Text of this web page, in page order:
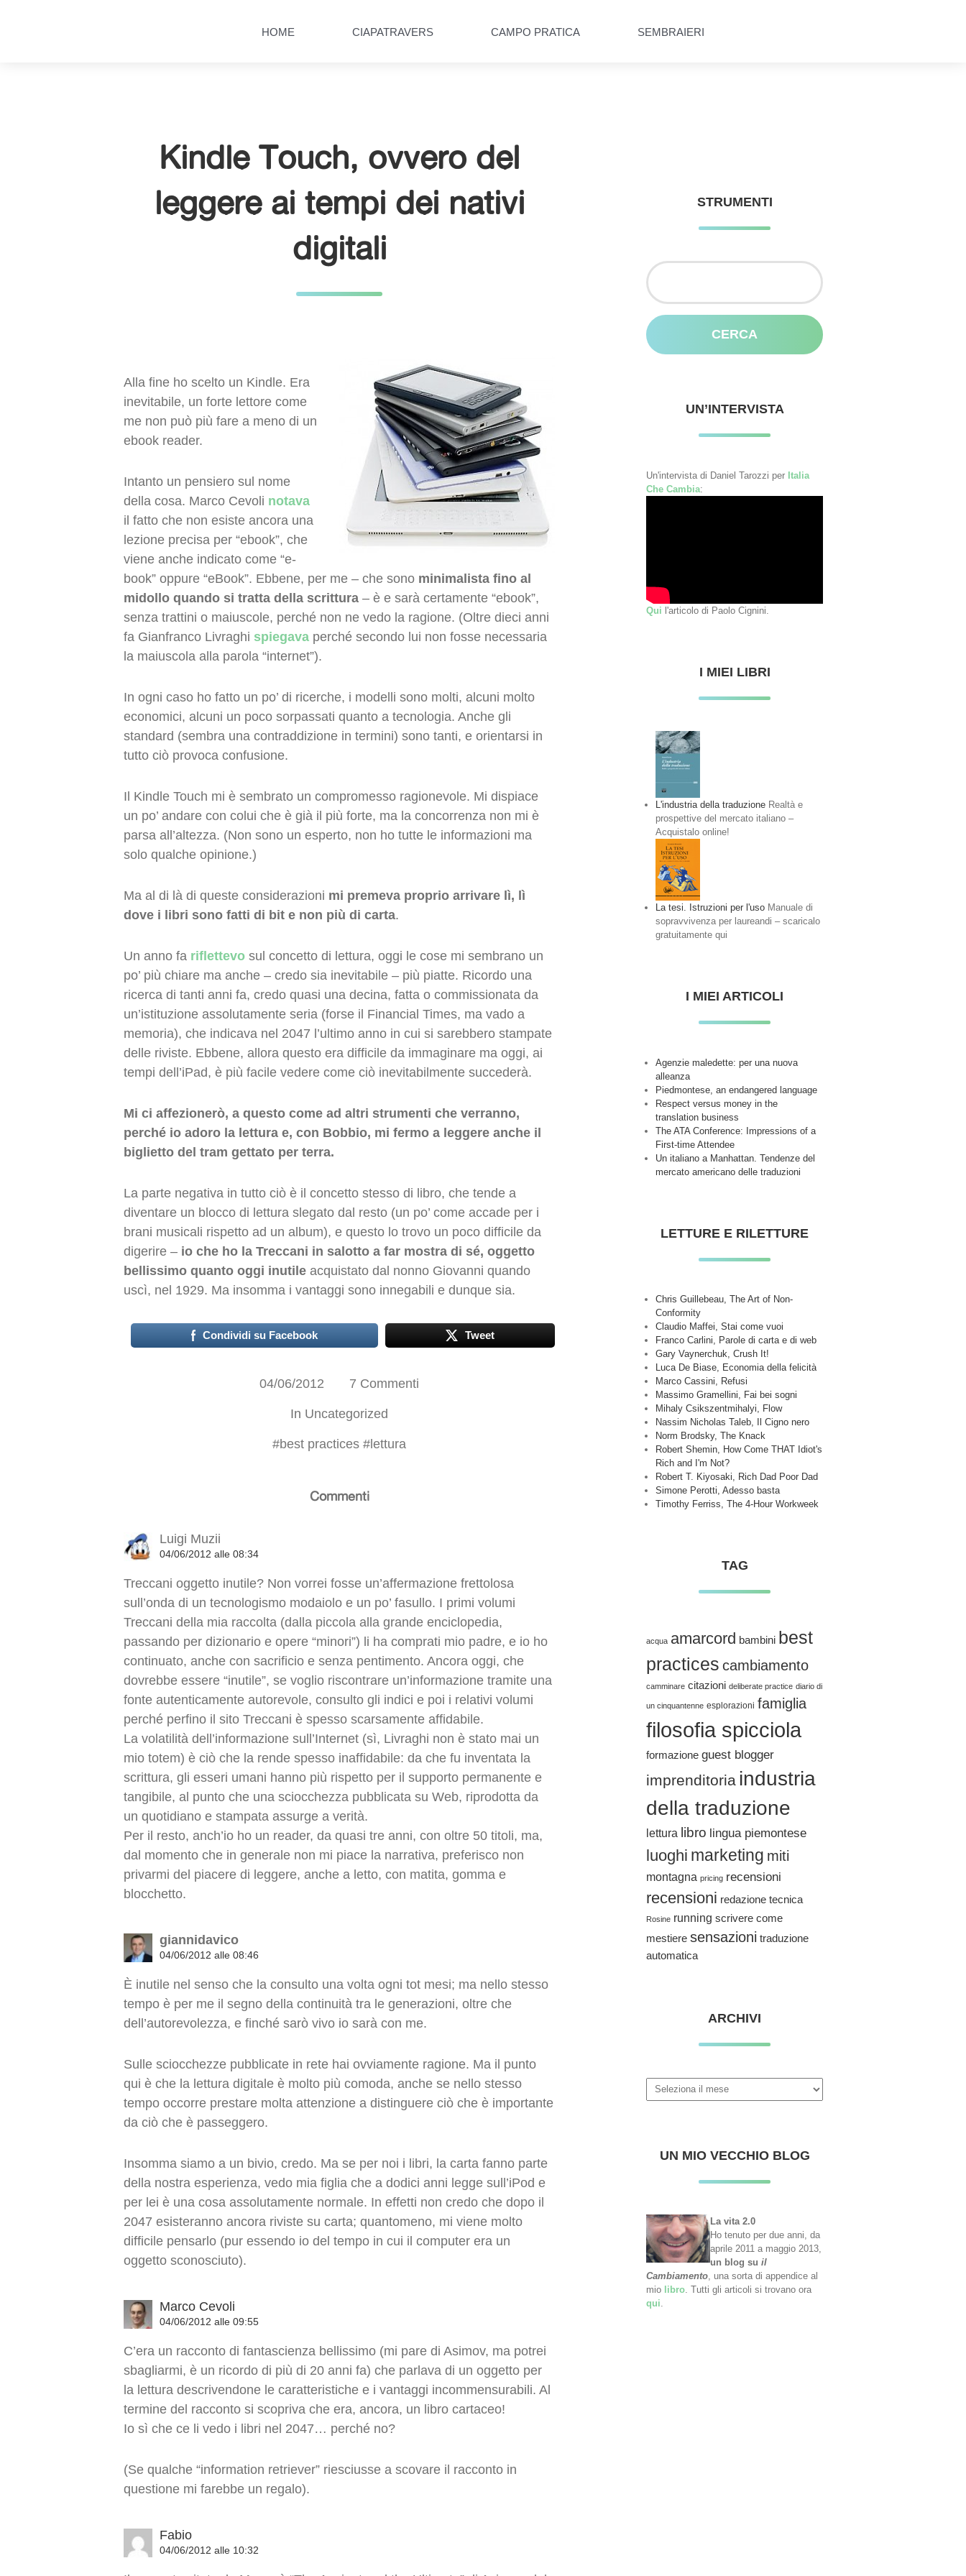
HOME CIAPATRAVERS CAMPO PRATICA SEMBRAIERI
Kindle Touch, ovvero del
leggere ai tempi dei nativi
digitali
Alla fine ho scelto un Kindle. Era
inevitabile, un forte lettore come
me non può più fare a meno di un
ebook reader.
Intanto un pensiero sul nome
della cosa. Marco Cevoli notava
il fatto che non esiste ancora una
lezione precisa per “ebook”, che
viene anche indicato come “e-
book” oppure “eBook”. Ebbene, per me – che sono minimalista fino al
midollo quando si tratta della scrittura – è e sarà certamente “ebook”,
senza trattini o maiuscole, perché non ne vedo la ragione. (Oltre dieci anni
fa Gianfranco Livraghi spiegava perché secondo lui non fosse necessaria
la maiuscola alla parola “internet”).
In ogni caso ho fatto un po’ di ricerche, i modelli sono molti, alcuni molto
economici, alcuni un poco sorpassati quanto a tecnologia. Anche gli
standard (sembra una contraddizione in termini) sono tanti, e orientarsi in
tutto ciò provoca confusione.
Il Kindle Touch mi è sembrato un compromesso ragionevole. Mi dispiace
un po’ andare con colui che è già il più forte, ma la concorrenza non mi è
parsa all’altezza. (Non sono un esperto, non ho tutte le informazioni ma
solo qualche opinione.)
Ma al di là di queste considerazioni mi premeva proprio arrivare lì, lì
dove i libri sono fatti di bit e non più di carta.
Un anno fa riflettevo sul concetto di lettura, oggi le cose mi sembrano un
po’ più chiare ma anche – credo sia inevitabile – più piatte. Ricordo una
ricerca di tanti anni fa, credo quasi una decina, fatta o commissionata da
un’istituzione assolutamente seria (forse il Financial Times, ma vado a
memoria), che indicava nel 2047 l’ultimo anno in cui si sarebbero stampate
delle riviste. Ebbene, allora questo era difficile da immaginare ma oggi, ai
tempi dell’iPad, è più facile vedere come ciò inevitabilmente succederà.
Mi ci affezionerò, a questo come ad altri strumenti che verranno,
perché io adoro la lettura e, con Bobbio, mi fermo a leggere anche il
biglietto del tram gettato per terra.
La parte negativa in tutto ciò è il concetto stesso di libro, che tende a
diventare un blocco di lettura slegato dal resto (un po’ come accade per i
brani musicali rispetto ad un album), e questo lo trovo un poco difficile da
digerire – io che ho la Treccani in salotto a far mostra di sé, oggetto
bellissimo quanto oggi inutile acquistato dal nonno Giovanni quando
uscì, nel 1929. Ma insomma i vantaggi sono innegabili e dunque sia.
Condividi su Facebook Tweet
04/06/2012 7 Commenti
In Uncategorized
#best practices # lettura
Commenti
Luigi Muzii
04/06/2012 alle 08:34
Treccani oggetto inutile? Non vorrei fosse un’affermazione frettolosa
sull’onda di un tecnologismo modaiolo e un po’ fasullo. I primi volumi
Treccani della mia raccolta (dalla piccola alla grande enciclopedia,
passando per dizionario e opere “minori”) li ha comprati mio padre, e io ho
continuato, anche con sacrificio e senza pentimento. Ancora oggi, che
dovrebbe essere “inutile”, se voglio riscontrare un’informazione tramite una
fonte autenticamente autorevole, consulto gli indici e poi i relativi volumi
perché perfino il sito Treccani è spesso scarsamente affidabile.
La volatilità dell’informazione sull’Internet (sì, Livraghi non è stato mai un
mio totem) è ciò che la rende spesso inaffidabile: da che fu inventata la
scrittura, gli esseri umani hanno più rispetto per il supporto permanente e
tangibile, al punto che una sciocchezza pubblicata su Web, riprodotta da
un quotidiano e stampata assurge a verità.
Per il resto, anch’io ho un reader, da quasi tre anni, con oltre 50 titoli, ma,
dal momento che in generale non mi piace la narrativa, preferisco non
privarmi del piacere di leggere, anche a letto, con matita, gomma e
blocchetto.
giannidavico
04/06/2012 alle 08:46
È inutile nel senso che la consulto una volta ogni tot mesi; ma nello stesso
tempo è per me il segno della continuità tra le generazioni, oltre che
dell’autorevolezza, e finché sarò vivo io sarà con me.
Sulle sciocchezze pubblicate in rete hai ovviamente ragione. Ma il punto
qui è che la lettura digitale è molto più comoda, anche se nello stesso
tempo occorre prestare molta attenzione a distinguere ciò che è importante
da ciò che è passeggero.
Insomma siamo a un bivio, credo. Ma se per noi i libri, la carta fanno parte
della nostra esperienza, vedo mia figlia che a dodici anni legge sull’iPod e
per lei è una cosa assolutamente normale. In effetti non credo che dopo il
2047 esisteranno ancora riviste su carta; quantomeno, mi viene molto
difficile pensarlo (pur essendo io del tempo in cui il computer era un
oggetto sconosciuto).
Marco Cevoli
04/06/2012 alle 09:55
C’era un racconto di fantascienza bellissimo (mi pare di Asimov, ma potrei
sbagliarmi, è un ricordo di più di 20 anni fa) che parlava di un oggetto per
la lettura descrivendone le caratteristiche e i vantaggi incommensurabili. Al
termine del racconto si scopriva che era, ancora, un libro cartaceo!
Io sì che ce li vedo i libri nel 2047… perché no?
(Se qualche “information retriever” riesciusse a scovare il racconto in
questione mi farebbe un regalo).
Fabio
04/06/2012 alle 10:32
STRUMENTI
Ricerca
per:
UN’INTERVISTA
Un'intervista di Daniel Tarozzi per Italia
Che Cambia:
Qui l'articolo di Paolo Cignini.
I MIEI LIBRI
L'industria della traduzioneRealtà e
prospettive del mercato italiano –
Acquistalo online!
La tesi. Istruzioni per l'usoManuale di
sopravvivenza per laureandi – scaricalo
gratuitamente qui
I MIEI ARTICOLI
Agenzie maledette: per una nuova
alleanza
Piedmontese, an endangered language
Respect versus money in the
translation business
The ATA Conference: Impressions of a
First-time Attendee
Un italiano a Manhattan. Tendenze del
mercato americano delle traduzioni
LETTURE E RILETTURE
Chris Guillebeau, The Art of Non-
Conformity
Claudio Maffei, Stai come vuoi
Franco Carlini, Parole di carta e di web
Gary Vaynerchuk, Crush It!
Luca De Biase, Economia della felicità
Marco Cassini, Refusi
Massimo Gramellini, Fai bei sogni
Mihaly Csikszentmihalyi, Flow
Nassim Nicholas Taleb, Il Cigno nero
Norm Brodsky, The Knack
Robert Shemin, How Come THAT Idiot's
Rich and I'm Not?
Robert T. Kiyosaki, Rich Dad Poor Dad
Simone Perotti, Adesso basta
Timothy Ferriss, The 4-Hour Workweek
TAG
acqua amarcord bambini best
practices cambiamento
camminare citazioni deliberate practice diario di
un cinquantenne esplorazioni famiglia
filosofia spicciola
formazione guest blogger
imprenditoria industria
della traduzione
lettura libro lingua piemontese
luoghi marketing miti
montagna pricing recensioni
recensioni redazione tecnica
Rosine running scrivere come
mestiere sensazioni traduzione
automatica
ARCHIVI
Archivi
UN MIO VECCHIO BLOG
La vita 2.0
Ho tenuto per due anni, da
aprile 2011 a maggio 2013,
un blog su il
Cambiamento, una sorta di appendice al
mio libro. Tutti gli articoli si trovano ora
qui.